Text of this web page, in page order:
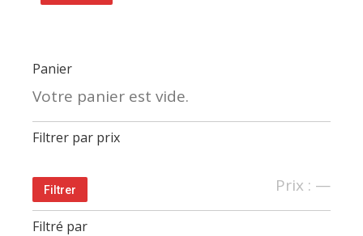
Panier
Votre panier est vide.
Filtrer par prix
Prix
Prix
Filtrer Prix : —
Filtré par